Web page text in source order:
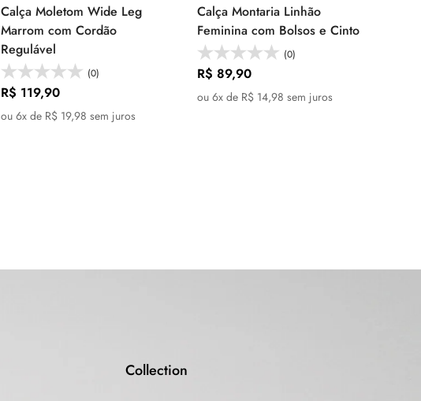
Selecione as
opções
Calça Moletom Wide Leg
Marrom com Cordão
Regulável
(0)
Preço
regular
R$ 119,90
ou 6x de R$ 19,98 sem juros
Selecione as
opções
Calça Montaria Linhão
Feminina com Bolsos e Cinto
(0)
Preço
regular
R$ 89,90
ou 6x de R$ 14,98 sem juros
Collection